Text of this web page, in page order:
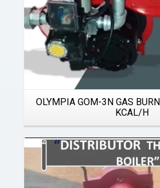
OLYMPIA GOM-3N GAS
KCAL/H